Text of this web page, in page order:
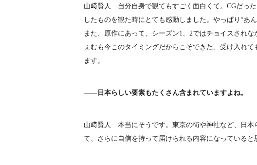
山﨑賢人 自分自身で観てもすごく面白くて。CGだっ
したものを観た時にとても感動しました。やっぱり“あ
また、原作にあって、シーズン1、2ではチョイスされ
ぇむも今このタイミングだからこそできた、受け入れ
ます。
――日本らしい要素もたくさん含まれていますよね。
山﨑賢人 本当にそうです。東京の街や神社など、日本
て、さらに自信を持って届けられる内容になっていると